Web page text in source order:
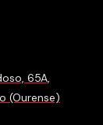
65A,
(Ourense)